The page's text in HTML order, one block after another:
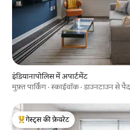
इंडियानापोलिस में अपार्टमेंट
मुफ़्त पार्किंग · स्काईवॉक · डाउनटाउन से
गेस्ट्स का टॉप फ़ेवरेट
गेस्ट्स की फ़ेवरेट